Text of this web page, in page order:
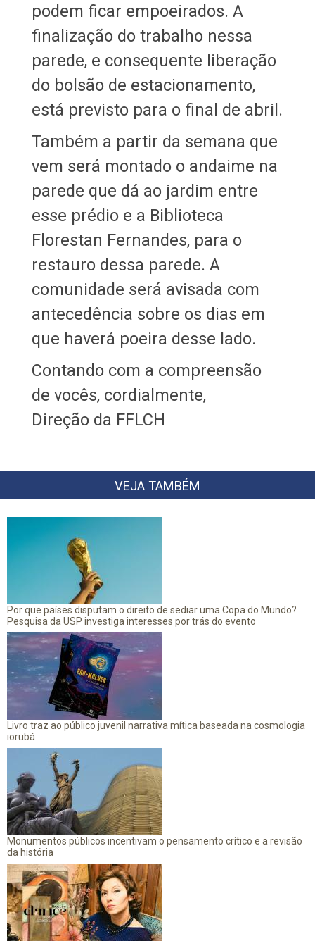
podem ficar empoeirados. A
finalização do trabalho nessa
parede, e consequente liberação
do bolsão de estacionamento,
está previsto para o final de abril.
Também a partir da semana que
vem será montado o andaime na
parede que dá ao jardim entre
esse prédio e a Biblioteca
Florestan Fernandes, para o
restauro dessa parede. A
comunidade será avisada com
antecedência sobre os dias em
que haverá poeira desse lado.
Contando com a compreensão
de vocês, cordialmente,
Direção da FFLCH
VEJA TAMBÉM
Por que países disputam o direito de sediar uma Copa do Mundo?
Pesquisa da USP investiga interesses por trás do evento
Livro traz ao público juvenil narrativa mítica baseada na cosmologia
iorubá
Monumentos públicos incentivam o pensamento crítico e a revisão
da história